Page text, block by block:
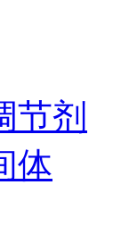
节剂
体